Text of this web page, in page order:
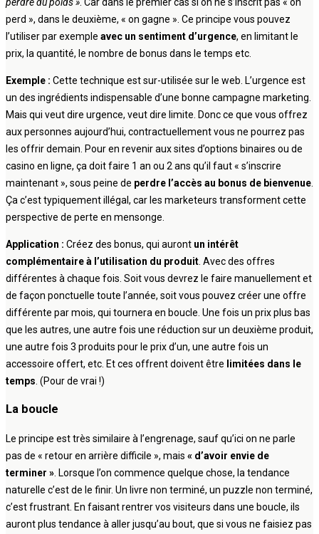
perd », dans le deuxième, « on gagne ». Ce principe vous pouvez
l’utiliser par exemple avec un sentiment d’urgence, en limitant le
prix, la quantité, le nombre de bonus dans le temps etc.
Exemple : Cette technique est sur-utilisée sur le web. L’urgence est
un des ingrédients indispensable d’une bonne campagne marketing.
Mais qui veut dire urgence, veut dire limite. Donc ce que vous offrez
aux personnes aujourd’hui, contractuellement vous ne pourrez pas
les offrir demain. Pour en revenir aux sites d’options binaires ou de
casino en ligne, ça doit faire 1 an ou 2 ans qu’il faut « s’inscrire
maintenant », sous peine de perdre l’accès au bonus de bienvenue
Ça c’est typiquement illégal, car les marketeurs transforment cette
perspective de perte en mensonge.
Application : Créez des bonus, qui auront un intérêt
complémentaire à l’utilisation du produit . Avec des offres
différentes à chaque fois. Soit vous devrez le faire manuellement et
de façon ponctuelle toute l’année, soit vous pouvez créer une offre
différente par mois, qui tournera en boucle. Une fois un prix plus bas
que les autres, une autre fois une réduction sur un deuxième produit,
une autre fois 3 produits pour le prix d’un, une autre fois un
accessoire offert, etc. Et ces offrent doivent être limitées dans le
temps . (Pour de vrai !)
La boucle
Le principe est très similaire à l’engrenage, sauf qu’ici on ne parle
pas de « retour en arrière difficile », mais « d’avoir envie de
terminer » . Lorsque l’on commence quelque chose, la tendance
naturelle c’est de le finir. Un livre non terminé, un puzzle non terminé,
c’est frustrant. En faisant rentrer vos visiteurs dans une boucle, ils
auront plus tendance à aller jusqu’au bout, que si vous ne faisiez pas